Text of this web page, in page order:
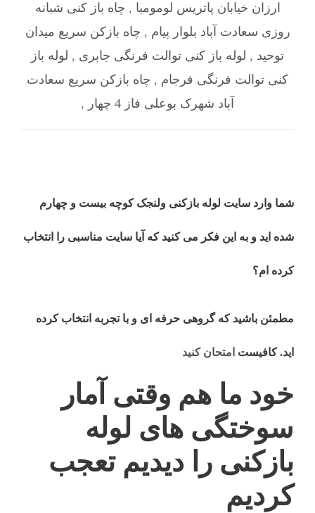
ارزان خیابان پاتریس لومومبا , چاه باز کنی شبانه
روزی سعادت آباد بلوار پیام , چاه بازکن سریع میدان
توحید , لوله باز کنی توالت فرنگی جابری , لوله باز
کنی توالت فرنگی فرجام , چاه بازکن سریع سعادت
آباد شهرک بوعلی فاز 4 چهار
,
شما وارد سایت لوله بازکنی ولنجک کوچه بیست و چهارم
شده اید و به این فکر می کنید که آیا سایت مناسبی را انتخاب
کرده ام؟
مطمئن باشید که گروهی حرفه ای و با تجربه انتخاب کرده
اید. کافیست امتحان کنید
خود ما هم وقتی آمار
سوختگی های لوله
بازکنی را دیدیم تعجب
کردیم